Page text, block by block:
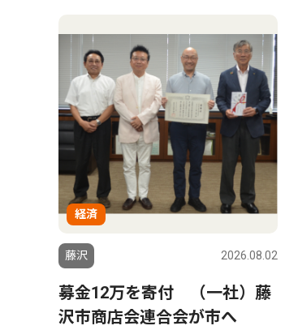
経済
藤沢 2026.08.02
募金12万を寄付 （一社）藤
沢市商店会連合会が市へ